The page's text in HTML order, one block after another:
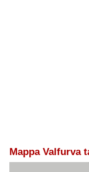
Mappa Valfurva